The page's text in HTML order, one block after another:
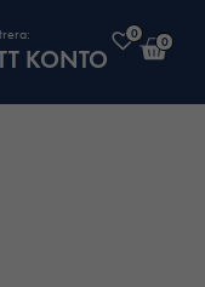
KONTO
0
0